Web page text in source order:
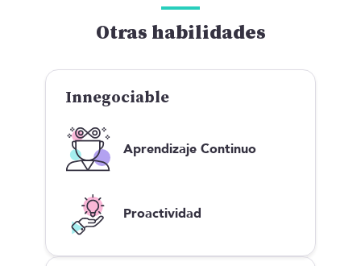
Otras habilidades
Innegociable
Aprendizaje Continuo
Proactividad